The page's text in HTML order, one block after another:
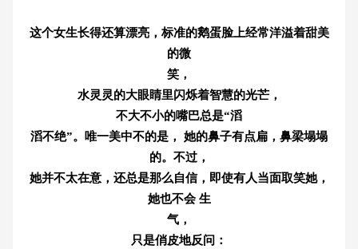
这个女生长得还算漂亮，标准的鹅蛋脸上经常洋溢着甜美
的微
笑，
水灵灵的大眼睛里闪烁着智慧的光芒，
不大不小的嘴巴总是“滔
滔不绝”。唯一美中不的是， 她的鼻子有点扁，鼻梁塌塌
的。不过，
她并不太在意，还总是那么自信，即使有人当面取笑她，
她也不会 生
气，
只是俏皮地反问：